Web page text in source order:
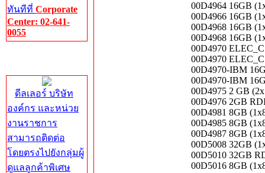
ทันทีที่ Corporate
Center: 02-641-
0055
ดีลเลอร์ บริษัท
องค์กร และหน่วย
งานราชการ
สามารถติดต่อ
โดยตรงไปยังกลุ่มผู้
ดูแลลูกค้าพิเศษ
00D4964 16GB
00D4966 16GB
00D4968 16GB
00D4968 16GB
00D4970
00D4970
00D4970-IBM
00D4970-IBM
00D4975 2 GB
00D4976 2GB
00D4981 8GB
00D4985 8GB
00D4987 8GB
00D5008 32GB
00D5010 32GB
00D5016 8GB